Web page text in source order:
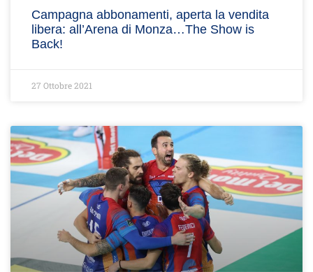
Campagna abbonamenti, aperta la vendita
libera: all’Arena di Monza…The Show is
Back!
27 Ottobre 2021